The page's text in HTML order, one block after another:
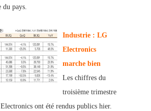
du pays.
Industrie : LG
Electronics
marche bien
Les chiffres du
troisième trimestre
ont été rendus publics hier.